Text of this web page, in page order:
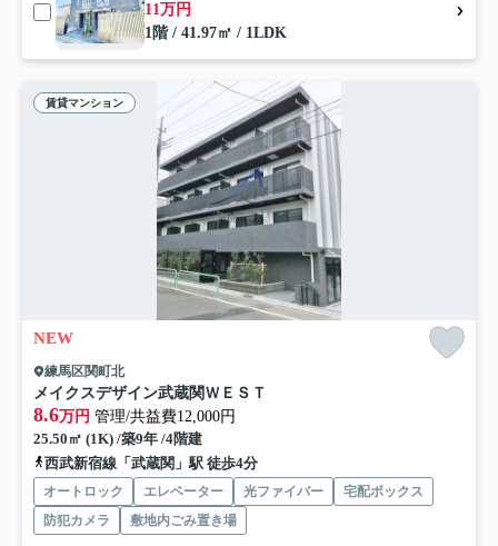
11万円
1階 / 41.97㎡ / 1LDK
賃貸マンション
NEW
練馬区関町北
メイクスデザイン武蔵関ＷＥＳＴ
8.6万円 管理/共益費12,000円
25.50㎡ (1K) /築9年 /4階建
西武新宿線「武蔵関」駅 徒歩4分
オートロック エレベーター 光ファイバー
宅配ボックス
防犯カメラ
敷地内ごみ置き場